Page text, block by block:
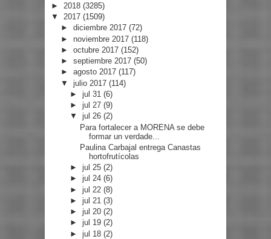
► 2018 (3285)
▼ 2017 (1509)
► diciembre 2017 (72)
► noviembre 2017 (118)
► octubre 2017 (152)
► septiembre 2017 (50)
► agosto 2017 (117)
▼ julio 2017 (114)
►jul 31(6)
►jul 27(9)
▼jul 26(2)
Para fortalecer a MORENA se debe
formar un verdade...
Paulina Carbajal entrega Canastas
hortofrutícolas
►jul 25(2)
►jul 24(6)
►jul 22(8)
►jul 21(3)
►jul 20(2)
►jul 19(2)
►jul 18(2)